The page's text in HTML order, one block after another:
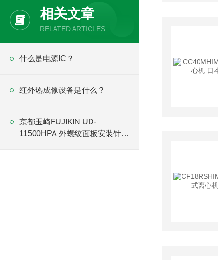
相关文章
RELATED ARTICLES
什么是电源IC？
红外热成像设备是什么？
京都玉崎FUJIKIN UD-
11500HPA 外螺纹面板安装针阀